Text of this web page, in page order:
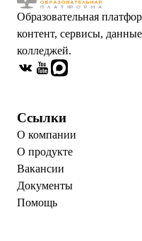
Образовательная
контент, сервисы,
колледжей.
Ссылки
О компании
О продукте
Вакансии
Документы
Помощь